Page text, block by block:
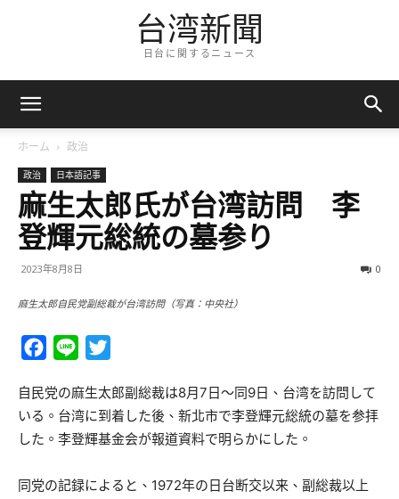
台湾新聞
日台に関するニュース
ホーム 政治
政治 日本語記事
麻生太郎氏が台湾訪問 李
登輝元総統の墓参り
2023年8月8日 0
麻生太郎自民党副総裁が台湾訪問（写真：中央社）
Facebook
Line
自民党の麻生太郎副総裁は8月7日～同9日、台湾を訪問して
いる。台湾に到着した後、新北市で李登輝元総統の墓を参拝
した。李登輝基金会が報道資料で明らかにした。
同党の記録によると、1972年の日台断交以来、副総裁以上